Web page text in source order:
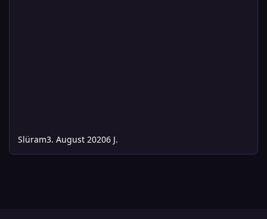
Slüram3. August 20206 J.